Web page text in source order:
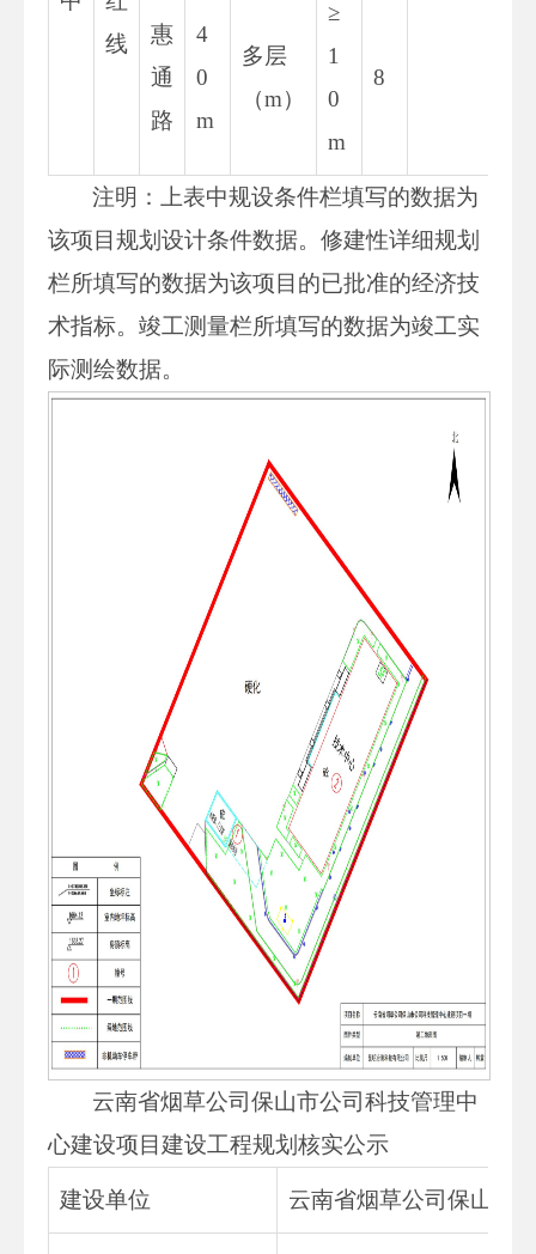
线
惠
通
路
4
0
m
多层
（m）
≥
1
0
m
8
注明：上表中规设条件栏填写的数据为
该项目规划设计条件数据。修建性详细规划
栏所填写的数据为该项目的已批准的经济技
术指标。竣工测量栏所填写的数据为竣工实
际测绘数据。
云南省烟草公司保山市公司科技管理中
心建设项目建设工程规划核实公示
建设单位 云南省烟草公司保山市